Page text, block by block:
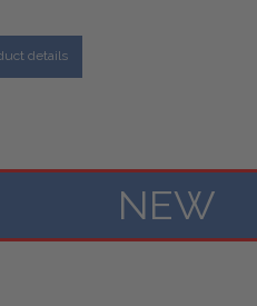
details
NEW